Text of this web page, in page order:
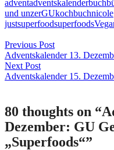
adventadventskalenderbuch
und unzerGUkochbuchnicole
justsuperfoodsuperfoods
Previous Post
Adventskalender 13.
Next Post
Adventskalender 15.
80 thoughts on “
Dezember: GU
„Superfoods“”